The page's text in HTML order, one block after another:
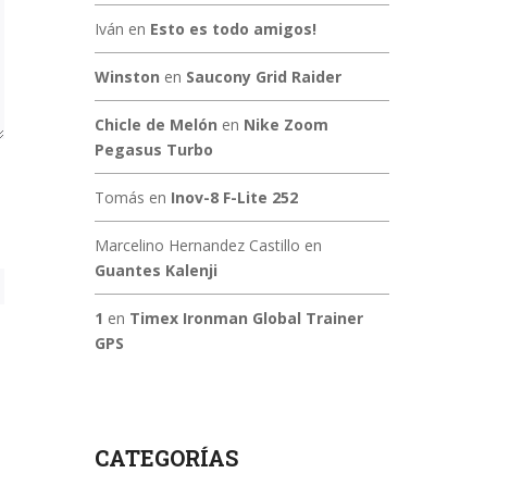
Iván en Esto es todo amigos!
Winston en Saucony Grid Raider
Chicle de Melón en Nike Zoom
Pegasus Turbo
Tomás en Inov-8 F-Lite 252
Marcelino Hernandez Castillo en
Guantes Kalenji
1 en Timex Ironman Global Trainer
GPS
CATEGORÍAS